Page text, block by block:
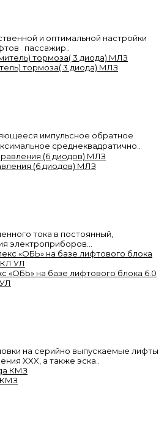
и оптимальной настройки
пассажир..
тормоза( 3 диода) МЛЗ
импульсное обратное
среднеквадратично..
(6 диодов) МЛЗ
тока в постоянный,
электроприборов...
«ОБЬ» на базе лифтового блока 6.0
на серийно выпускаемые лифты
XXX, а также эска..
КМЗ